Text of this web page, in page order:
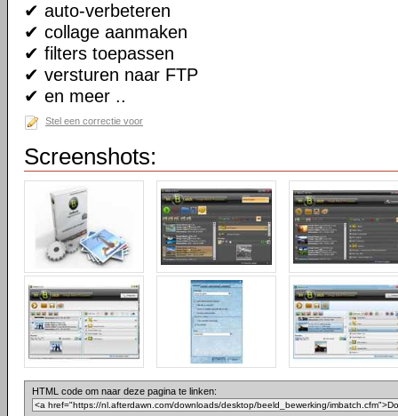
✔ auto-verbeteren
✔ collage aanmaken
✔ filters toepassen
✔ versturen naar FTP
✔ en meer ..
Stel een correctie voor
Screenshots:
HTML code om naar deze pagina te linken: